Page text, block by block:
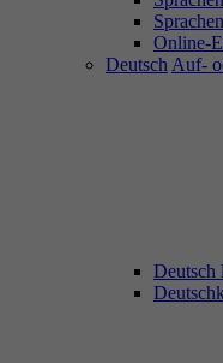
Online-
Deutsch Auf-
Deutsch